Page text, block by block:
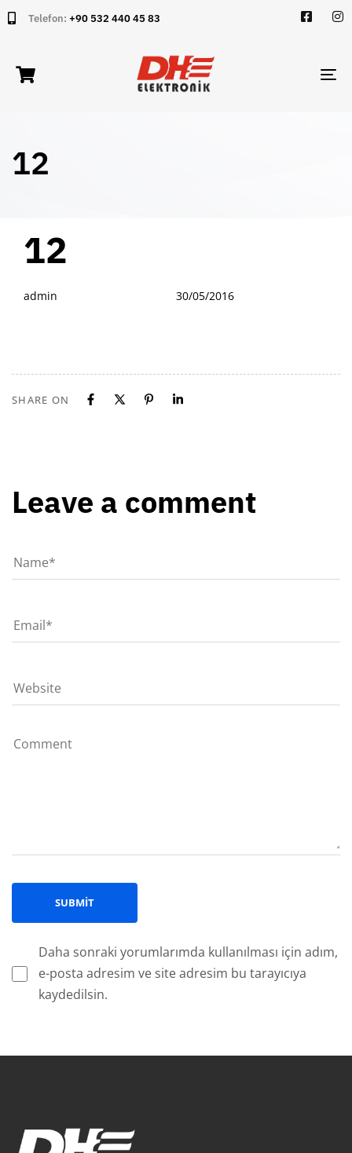
Telefon: +90 532 440 45 83
12
IN:
12
admin
on:
30/05/2016
SHARE ON
Leave a comment
Daha sonraki yorumlarımda kullanılması için adım,
e-posta adresim ve site adresim bu tarayıcıya
kaydedilsin.